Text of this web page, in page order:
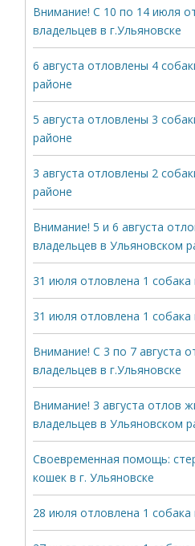
Внимание! С 10 по 14 июля
владельцев в г.Ульяновске
6 августа отловлены 4
районе
5 августа отловлены 3
районе
3 августа отловлены 2
районе
Внимание! 5 и 6 августа
владельцев в Ульяновском
31 июля отловлена 1 собака
31 июля отловлена 1 собака
Внимание! С 3 по 7 августа
владельцев в г.Ульяновске
Внимание! 3 августа отлов
владельцев в Ульяновском
Своевременная помощь:
кошек в г. Ульяновске
28 июля отловлена 1 собака